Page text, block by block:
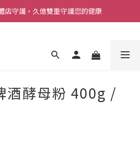
店守護，久億雙重守護您的健康
酒酵母粉 400g /